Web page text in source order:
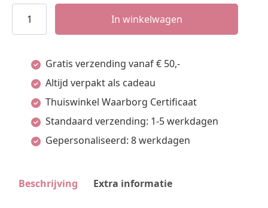
Opmaaktray
Carrousel
Haakjes
In winkelwagen
Gratis verzending vanaf € 50,-
Altijd verpakt als cadeau
Thuiswinkel Waarborg Certificaat
Standaard verzending: 1-5 werkdagen
Gepersonaliseerd: 8 werkdagen
Beschrijving Extra informatie